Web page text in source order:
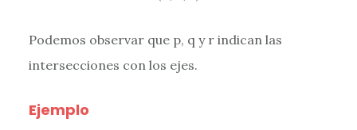
Podemos observar que p, q y r indican las
intersecciones con los ejes.
Ejemplo